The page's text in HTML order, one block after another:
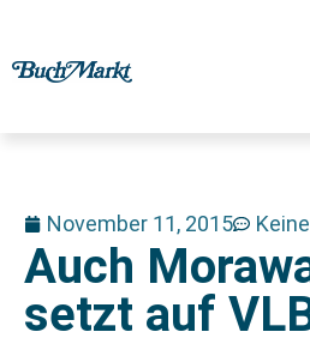
November 11, 2015
Auch
setzt auf